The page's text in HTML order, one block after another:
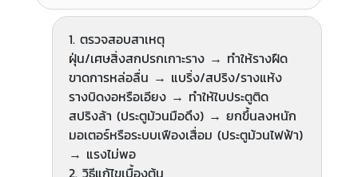
1. ตรวจสอบสาเหตุ
ฝุ่น/เศษสิ่งสกปรกเกาะราง → ทำให้รางฝืด
ขาดการหล่อลื่น → แบริ่ง/สปริง/รางแห้ง
รางบิดงอหรือเอียง → ทำให้ใบประตูติด
สปริงล้า (ประตูม้วนมือดึง) → ยกขึ้นลงหนัก
มอเตอร์หรือระบบเฟืองเสื่อม (ประตูม้วนไฟฟ้า)
→ แรงไม่พอ
2. วิธีแก้ไขเบื้องต้น